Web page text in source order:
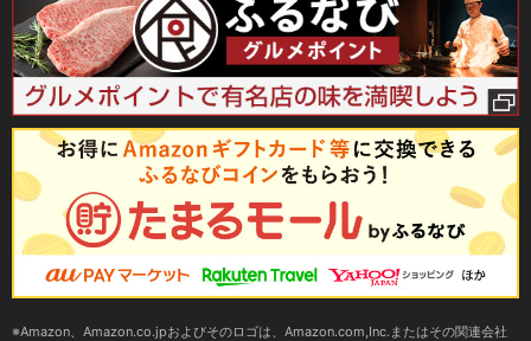
Amazon、Amazon.co.jpおよびそのロゴは、Amazon.com,Inc.またはその関連会社